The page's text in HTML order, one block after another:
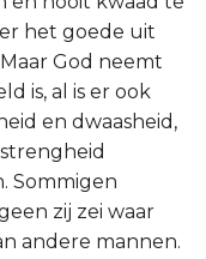
het goede uit
God neemt
is, al is er ook
en dwaasheid,
Sommigen
zij zei waar
andere mannen.